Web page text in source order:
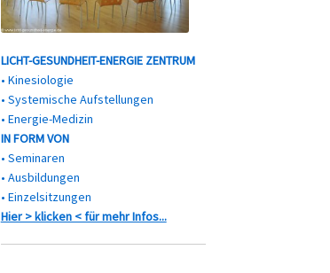
LICHT-GESUNDHEIT-ENERGIE ZENTRUM
• Kinesiologie
• Systemische Aufstellungen
• Energie-Medizin
IN FORM VON
• Seminaren
• Ausbildungen
• Einzelsitzungen
Hier > klicken < für mehr Infos...